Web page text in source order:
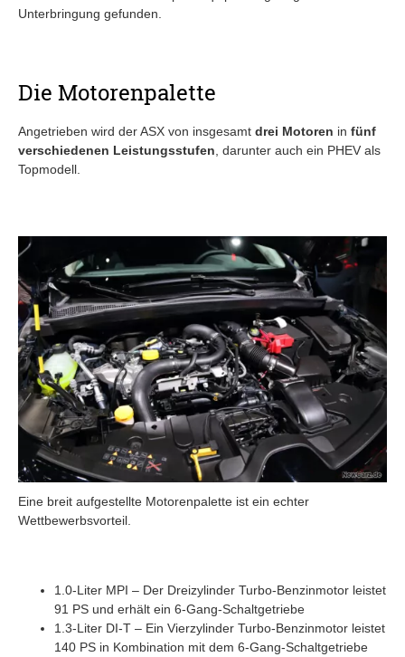
Unterbringung gefunden.
Die Motorenpalette
Angetrieben wird der ASX von insgesamt drei Motoren in fünf
verschiedenen Leistungsstufen , darunter auch ein PHEV als
Topmodell.
Eine breit aufgestellte Motorenpalette ist ein echter
Wettbewerbsvorteil.
1.0-Liter MPI – Der Dreizylinder Turbo-Benzinmotor leistet
91 PS und erhält ein 6-Gang-Schaltgetriebe
1.3-Liter DI-T – Ein Vierzylinder Turbo-Benzinmotor leistet
140 PS in Kombination mit dem 6-Gang-Schaltgetriebe